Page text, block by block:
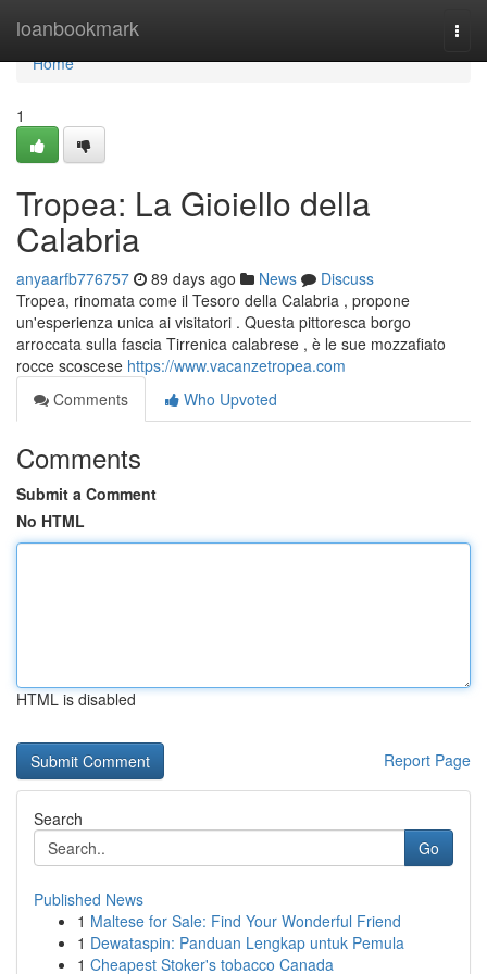
loanbookmark
Home
Home
1
Tropea: La Gioiello della
Calabria
anyaarfb776757 89 days ago News
Discuss
Tropea, rinomata come il Tesoro della Calabria , propone
un'esperienza unica ai visitatori . Questa pittoresca borgo
arroccata sulla fascia Tirrenica calabrese , è le sue mozzafiato
rocce scoscese https://www.vacanzetropea.com
Comments
Who Upvoted
Comments
Submit a Comment
No HTML
HTML is disabled
Report Page
Search
Go
Published News
1 Maltese for Sale: Find Your Wonderful Friend
1 Dewataspin: Panduan Lengkap untuk Pemula
1 Cheapest Stoker's tobacco Canada